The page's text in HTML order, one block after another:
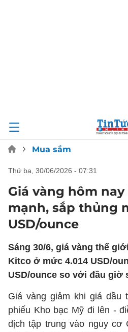
Mua sắm
thứ ba, 30/06/2026 - 07:31
Giá vàng hôm nay
mạnh, sắp thủng
USD/ounce
Sáng 30/6, giá vàng thế
Kitco ở mức 4.014 USD/
USD/ounce so với đầu giờ
Giá vàng giảm khi giá dầu
phiếu Kho bạc Mỹ đi lên -
dịch tập trung vào nguy cơ